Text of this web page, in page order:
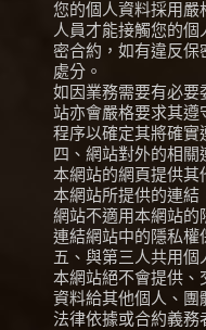
您的個人資料採用嚴
人員才能接觸您的
密合約，如有違反
處分。
如因業務需要有必要
站亦會嚴格要求其遵
程序以確定其將確實
四、網站對外的相關
本網站的網頁提供其
本網站所提供的連結
網站不適用本網站的
連結網站中的隱私權
五、與第三人共用個
本網站絕不會提供、
資料給其他個人、團
法律依據或合約義務